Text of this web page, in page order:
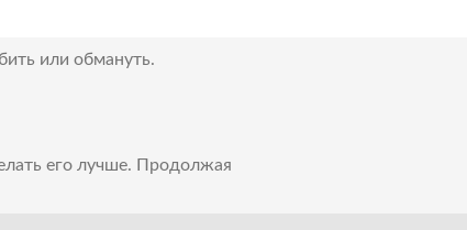
или обмануть.
его лучше. Продолжая